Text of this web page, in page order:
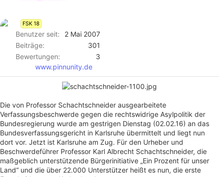
r
FSK 18
Benutzer seit
2 Mai 2007
Beiträge
301
Bewertungen
3
www.pinnunity.de
Die von Professor Schachtschneider ausgearbeitete
Verfassungsbeschwerde gegen die rechtswidrige Asylpolitik der
Bundesregierung wurde am gestrigen Dienstag (02.02.16) an das
Bundesverfassungsgericht in Karlsruhe übermittelt und liegt nun
dort vor. Jetzt ist Karlsruhe am Zug. Für den Urheber und
Beschwerdeführer Professor Karl Albrecht Schachtschneider, die
maßgeblich unterstützende Bürgerinitiative „Ein Prozent für unser
Land“ und die über 22.000 Unterstützer heißt es nun, die erste